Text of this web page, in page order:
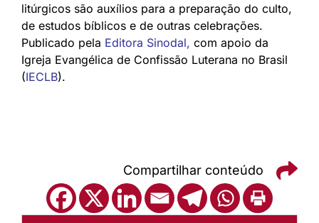
litúrgicos são auxílios para a preparação do culto,
de estudos bíblicos e de outras celebrações.
Publicado pela Editora Sinodal, com apoio da
Igreja Evangélica de Confissão Luterana no Brasil
(IECLB).
Compartilhar conteúdo